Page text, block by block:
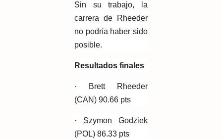
Sin su trabajo, la
carrera de Rheeder
no podría haber sido
posible.
Resultados finales
· Brett Rheeder
(CAN) 90.66 pts
· Szymon Godziek
(POL) 86.33 pts